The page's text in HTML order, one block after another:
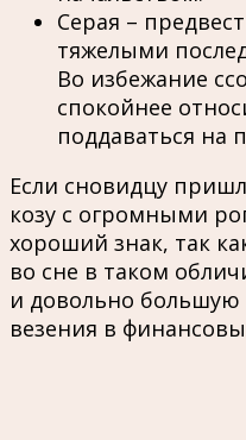
Серая –
тяжелыми
Во избежание
спокойнее
поддаваться на
Если сновидцу
козу с огромными
хороший знак, так
во сне в таком
и довольно большую
везения в